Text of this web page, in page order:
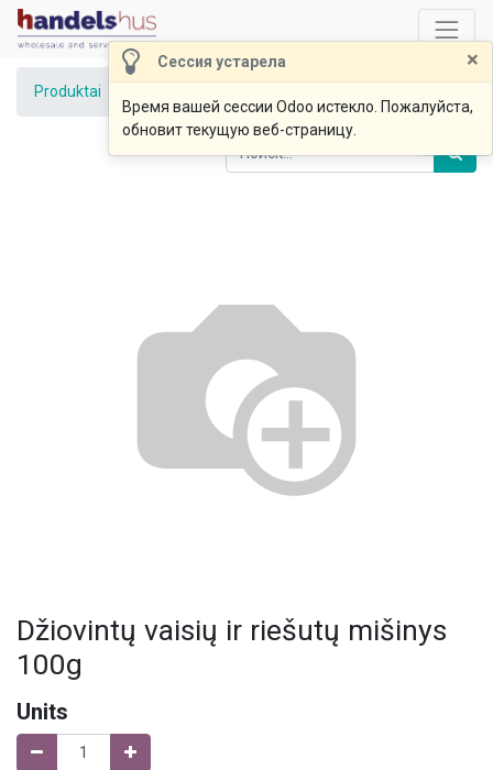
Сессия устарела ×
Время вашей сессии Odoo истекло. Пожалуйста,
обновит текущую веб-страницу.
Produktai
Džiovintų vaisių ir riešutų mišinys
100g
Units